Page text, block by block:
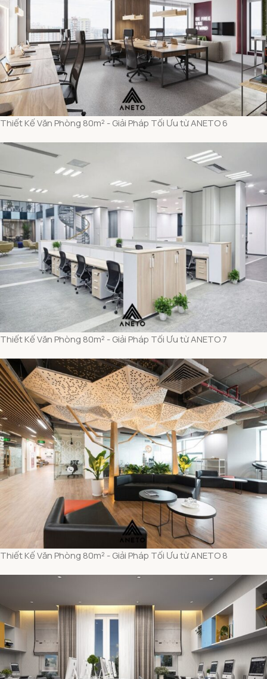
Thiết Kế Văn Phòng 80m² - Giải Pháp Tối Ưu từ ANETO 6
Thiết Kế Văn Phòng 80m² - Giải Pháp Tối Ưu từ ANETO 7
Thiết Kế Văn Phòng 80m² - Giải Pháp Tối Ưu từ ANETO 8